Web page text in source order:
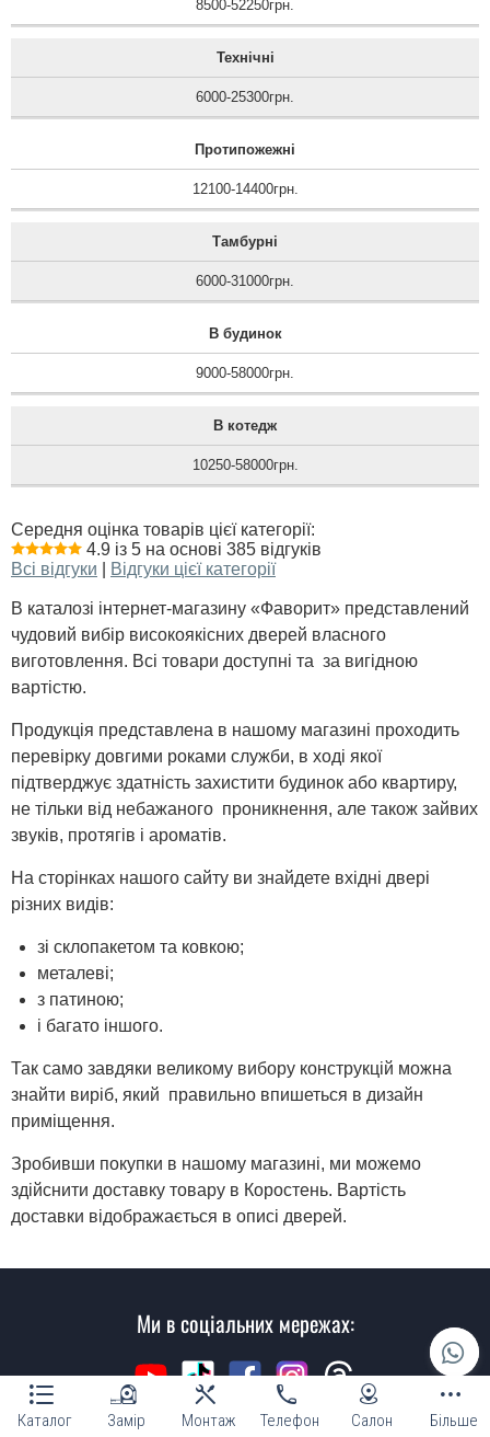
Каталог Замір Монтаж Телефон Салон Більше
8500-52250грн.
Технічні
6000-25300грн.
Протипожежні
12100-14400грн.
Тамбурні
6000-31000грн.
В будинок
9000-58000грн.
В котедж
10250-58000грн.
Середня оцінка товарів цієї категорії:
4.9 із 5 на основі 385 відгуків
Всі відгуки
Відгуки цієї категорії
В каталозі інтернет-магазину «Фаворит» представлений
чудовий вибір високоякісних дверей власного
виготовлення. Всі товари доступні та за вигідною
вартістю.
Продукція представлена в нашому магазині проходить
перевірку довгими роками служби, в ході якої
підтверджує здатність захистити будинок або квартиру,
не тільки від небажаного проникнення, але також зайвих
звуків, протягів і ароматів.
На сторінках нашого сайту ви знайдете вхідні двері
різних видів:
зі склопакетом та ковкою;
металеві;
з патиною;
і багато іншого.
Так само завдяки великому вибору конструкцій можна
знайти виріб, який правильно впишеться в дизайн
приміщення.
Зробивши покупки в нашому магазині, ми можемо
здійснити доставку товару в Коростень. Вартість
доставки відображається в описі дверей.
Ми в соціальних мережах: